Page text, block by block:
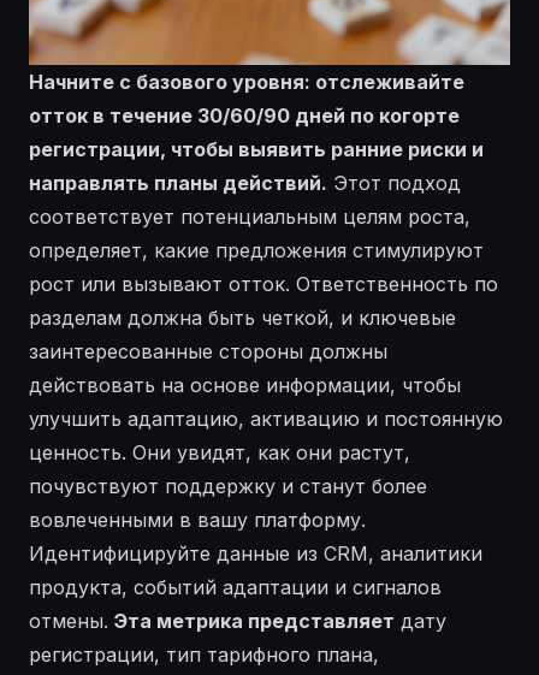
Начните с базового уровня: отслеживайте
отток в течение 30/60/90 дней по когорте
регистрации, чтобы выявить ранние риски и
направлять планы действий. Этот подход
соответствует потенциальным целям роста,
определяет, какие предложения стимулируют
рост или вызывают отток. Ответственность по
разделам должна быть четкой, и ключевые
заинтересованные стороны должны
действовать на основе информации, чтобы
улучшить адаптацию, активацию и постоянную
ценность. Они увидят, как они растут,
почувствуют поддержку и станут более
вовлеченными в вашу платформу.
Идентифицируйте данные из CRM, аналитики
продукта, событий адаптации и сигналов
отмены. Эта метрика представляет дату
регистрации, тип тарифного плана,